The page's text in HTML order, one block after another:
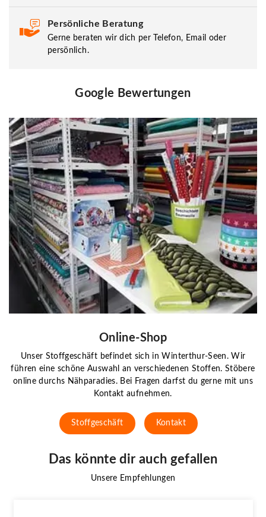
Persönliche Beratung
Gerne beraten wir dich per Telefon, Email oder
persönlich.
Google Bewertungen
Online-Shop
Unser Stoffgeschäft befindet sich in Winterthur-Seen. Wir
führen eine schöne Auswahl an verschiedenen Stoffen. Stöbere
online durchs Nähparadies. Bei Fragen darfst du gerne mit uns
Kontakt aufnehmen.
Stoffgeschäft Kontakt
Das könnte dir auch gefallen
Unsere Empfehlungen